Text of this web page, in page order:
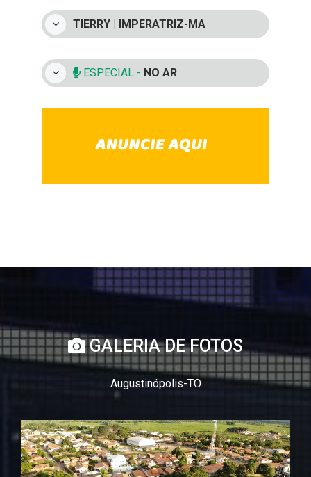
TIERRY | IMPERATRIZ-MA
ESPECIAL - NO AR
GALERIA DE FOTOS
Augustinópolis-TO